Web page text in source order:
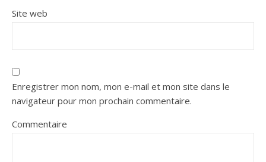
Site web
Enregistrer mon nom, mon e-mail et mon site dans le
navigateur pour mon prochain commentaire.
Commentaire